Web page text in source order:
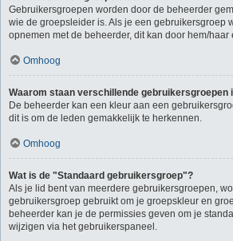
Gebruikersgroepen worden door de beheerder
wie de groepsleider is. Als je een gebruikersgroep
opnemen met de beheerder, dit kan door hem/
Omhoog
Waarom staan verschillende gebruikersgroepen
De beheerder kan een kleur aan een
dit is om de leden gemakkelijk te herkennen.
Omhoog
Wat is de "Standaard gebruikersgroep"?
Als je lid bent van meerdere gebruikersgroepen,
gebruikersgroep gebruikt om je groepskleur en
beheerder kan je de permissies geven om je
wijzigen via het gebruikerspaneel.